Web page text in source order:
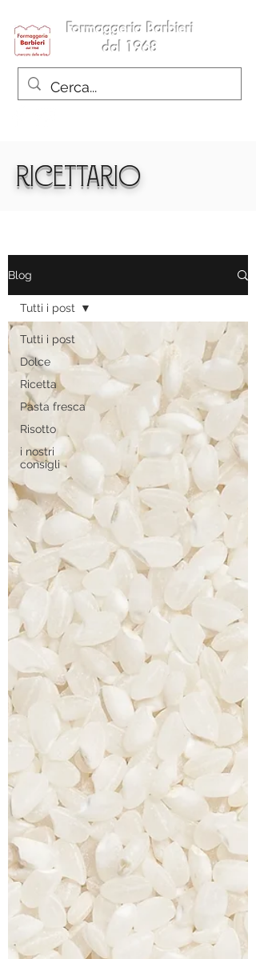
Formaggeria Barbieri
dal 1968
Ricettario
Blog
Tutti i post
Dolce
Ricetta
Pasta fresca
Risotto
i nostri
consigli
Tutti i post